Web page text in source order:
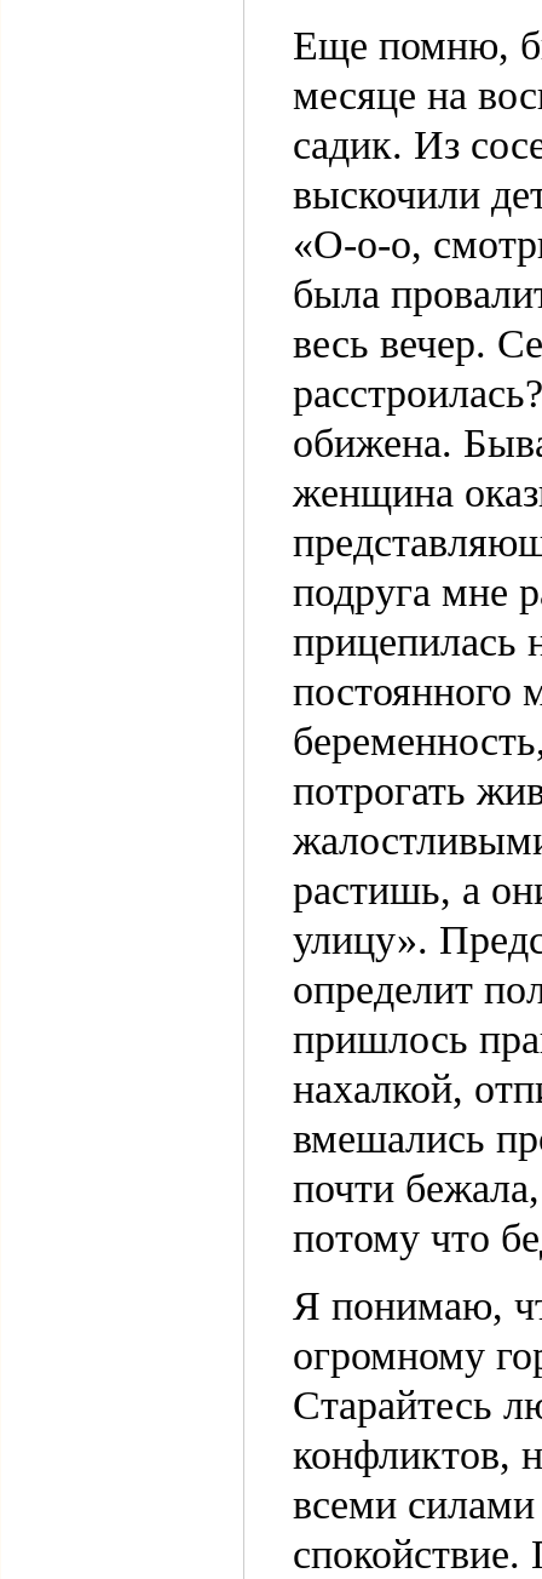
Еще помню,
месяце на
садик. Из
выскочили
«О-о-о,
была
весь вечер.
обижена.
женщина
подруга мне
прицепилась
постоянного
потрогать
растишь, а
улицу».
определит
пришлось
нахалкой,
вмешались
почти
потому что
Я понимаю,
огромному
Старайтесь
конфликтов,
всеми